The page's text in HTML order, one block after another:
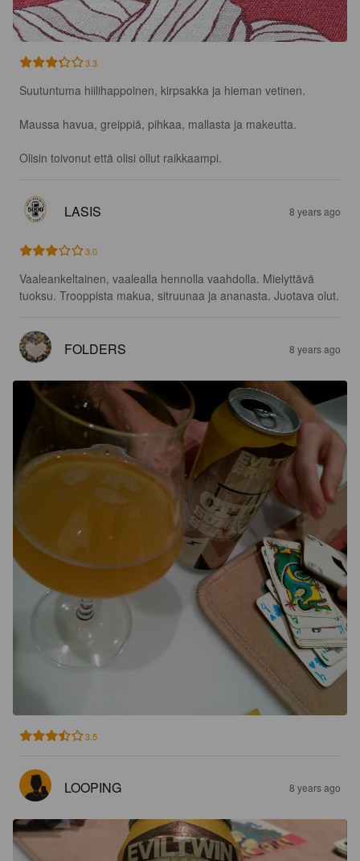
3.3
Suutuntuma hiilihappoinen, kirpsakka ja hieman vetinen.
Maussa havua, greippiä, pihkaa, mallasta ja makeutta.
Olisin toivonut että olisi ollut raikkaampi.
LASIS 8 years ago
3.0
Vaaleankeltainen, vaalealla hennolla vaahdolla. Mielyttävä
tuoksu. Trooppista makua, sitruunaa ja ananasta. Juotava olut.
FOLDERS 8 years ago
3.5
LOOPING 8 years ago